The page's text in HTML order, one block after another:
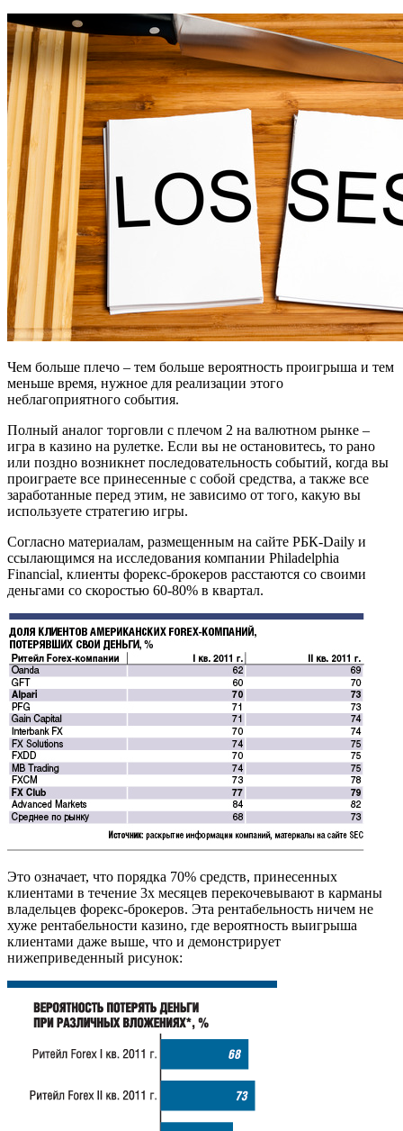
Чем больше плечо – тем больше вероятность проигрыша и тем
меньше время, нужное для реализации этого
неблагоприятного события.
Полный аналог торговли с плечом 2 на валютном рынке –
игра в казино на рулетке. Если вы не остановитесь, то рано
или поздно возникнет последовательность событий, когда вы
проиграете все принесенные с собой средства, а также все
заработанные перед этим, не зависимо от того, какую вы
используете стратегию игры.
Согласно материалам, размещенным на сайте РБК-Daily и
ссылающимся на исследования компании Philadelphia
Financial, клиенты форекс-брокеров расстаются со своими
деньгами со скоростью 60-80% в квартал.
Это означает, что порядка 70% средств, принесенных
клиентами в течение 3х месяцев перекочевывают в карманы
владельцев форекс-брокеров. Эта рентабельность ничем не
хуже рентабельности казино, где вероятность выигрыша
клиентами даже выше, что и демонстрирует
нижеприведенный рисунок: